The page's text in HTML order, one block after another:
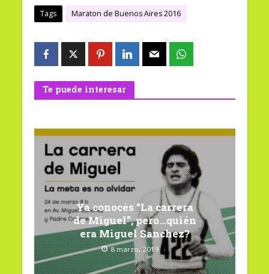
Tags Maraton de Buenos Aires 2016
Te puede interesar
Ya conocés “La carrera
de Miguel”, pero…quién
era Miguel Sanchez?
8 marzo, 2019